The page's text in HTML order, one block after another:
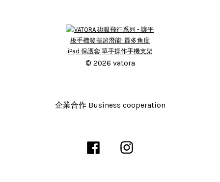
© 2026 vatora
企業合作 Business cooperation
Facebook